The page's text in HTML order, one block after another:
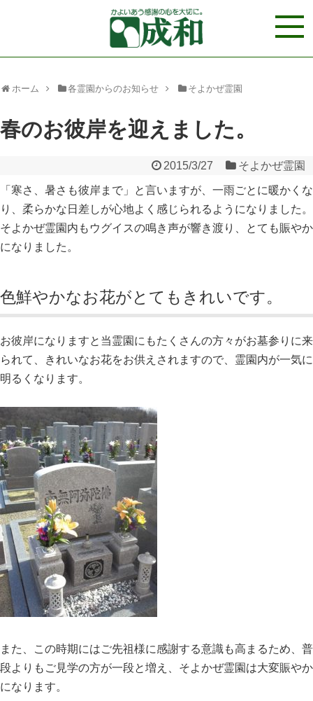
ホーム 各霊園からのお知らせ そよかぜ霊園
春のお彼岸を迎えました。
2015/3/27 そよかぜ霊園
「寒さ、暑さも彼岸まで」と言いますが、一雨ごとに暖かくな
り、柔らかな日差しが心地よく感じられるようになりました。
そよかぜ霊園内もウグイスの鳴き声が響き渡り、とても賑やか
になりました。
色鮮やかなお花がとてもきれいです。
お彼岸になりますと当霊園にもたくさんの方々がお墓参りに来
られて、きれいなお花をお供えされますので、霊園内が一気に
明るくなります。
また、この時期にはご先祖様に感謝する意識も高まるため、普
段よりもご見学の方が一段と増え、そよかぜ霊園は大変賑やか
になります。